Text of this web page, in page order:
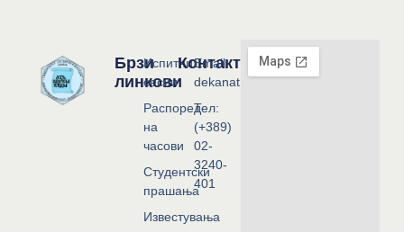
Брзи
линкови
Испитни
сесии
Распоред
на
часови
Студентски
прашања
Известувања
Контакт
Email:
dekanat@flf.ukim.edu.mk
Тел:
(+389)
02-
3240-
401